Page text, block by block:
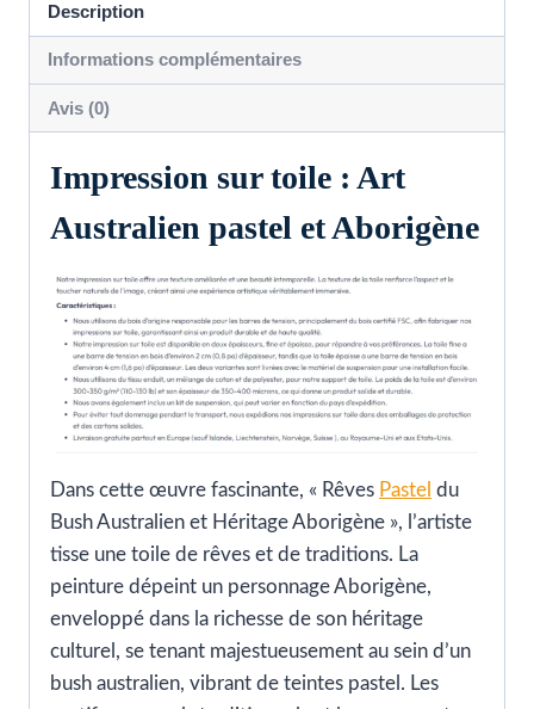
Description
Informations complémentaires
Avis (0)
Impression sur toile : Art
Australien pastel et Aborigène
Dans cette œuvre fascinante, « Rêves Pastel du
Bush Australien et Héritage Aborigène », l’artiste
tisse une toile de rêves et de traditions. La
peinture dépeint un personnage Aborigène,
enveloppé dans la richesse de son héritage
culturel, se tenant majestueusement au sein d’un
bush australien, vibrant de teintes pastel. Les